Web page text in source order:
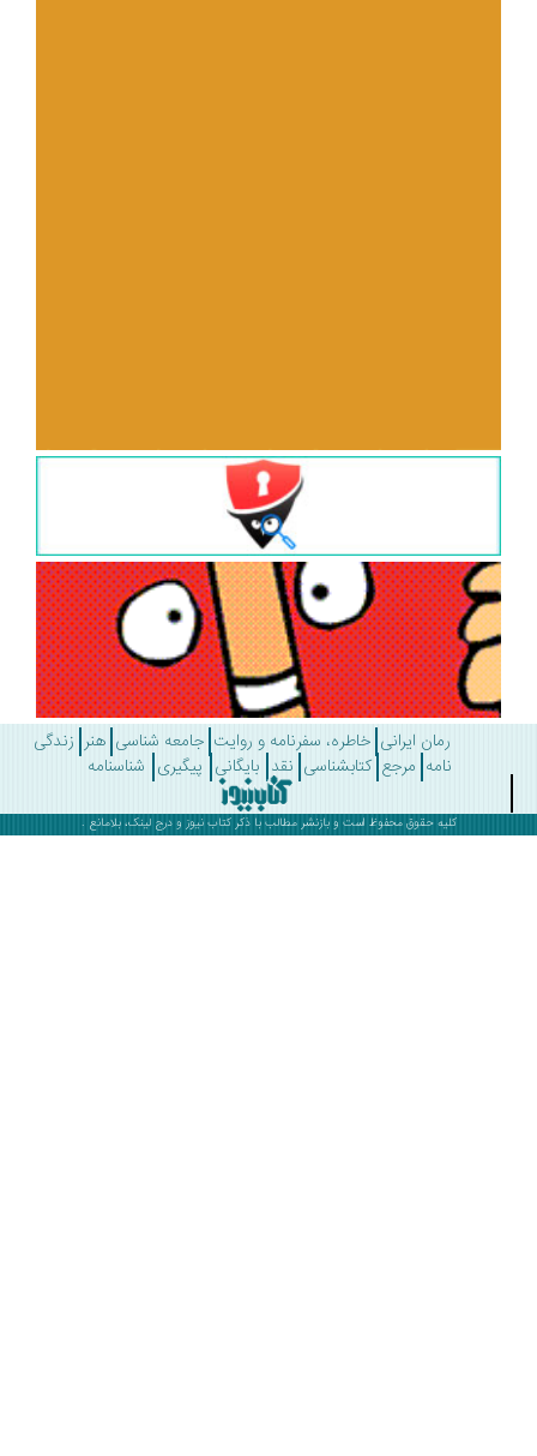
رمان ایرانی خاطره، سفرنامه و روایت جامعه شناسی هنر زندگی
مرجع کتابشناسی نقد بایگانی پیگیری شناسنامه
کلیه حقوق محفوظ است و بازنشر مطالب با ذکرکتاب نیوز و درج لینک، بلامانع .